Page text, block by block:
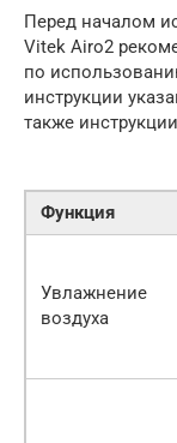
Перед началом
Vitek Airo2
по
инструкции
также
Функция
Увлажнение
воздуха